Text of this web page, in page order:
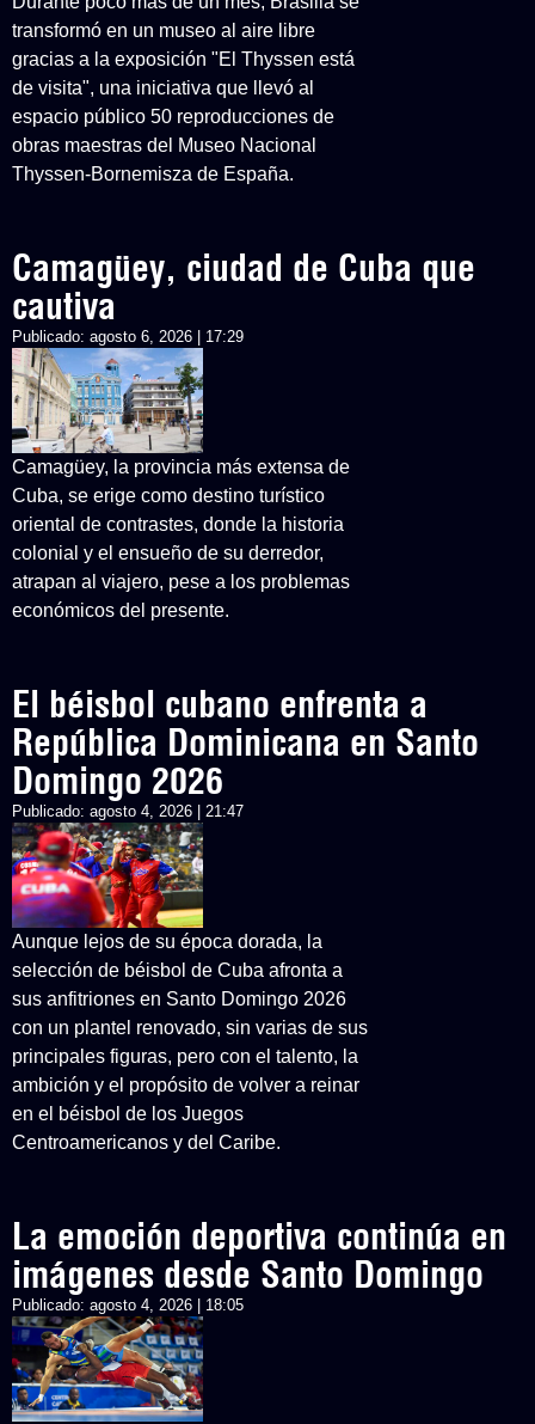
transformó en un museo al aire libre
gracias a la exposición "El Thyssen está
de visita", una iniciativa que llevó al
espacio público 50 reproducciones de
obras maestras del Museo Nacional
Thyssen-Bornemisza de España.
Camagüey, ciudad de Cuba que
cautiva
Publicado: agosto 6, 2026 | 17:29
Camagüey, la provincia más extensa de
Cuba, se erige como destino turístico
oriental de contrastes, donde la historia
colonial y el ensueño de su derredor,
atrapan al viajero, pese a los problemas
económicos del presente.
El béisbol cubano enfrenta a
República Dominicana en Santo
Domingo 2026
Publicado: agosto 4, 2026 | 21:47
Aunque lejos de su época dorada, la
selección de béisbol de Cuba afronta a
sus anfitriones en Santo Domingo 2026
con un plantel renovado, sin varias de sus
principales figuras, pero con el talento, la
ambición y el propósito de volver a reinar
en el béisbol de los Juegos
Centroamericanos y del Caribe.
La emoción deportiva continúa en
imágenes desde Santo Domingo
Publicado: agosto 4, 2026 | 18:05